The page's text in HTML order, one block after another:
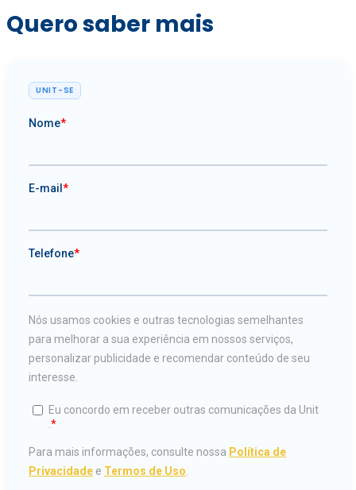
Quero saber mais
UNIT-SE